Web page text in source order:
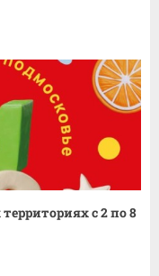
с 2 по 8